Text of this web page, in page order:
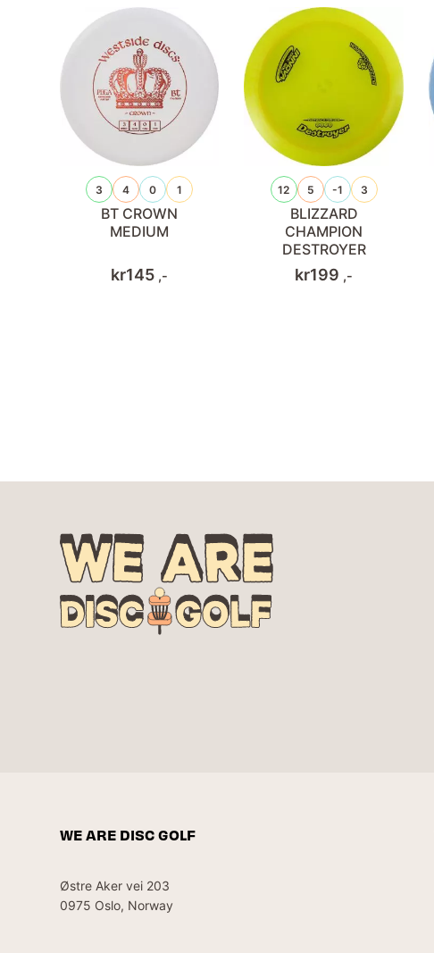
3 4 0 1
BT CROWN
MEDIUM
kr145 ,-
12 5 -1 3
BLIZZARD
CHAMPION
DESTROYER
kr199 ,-
WE ARE DISC GOLF
Østre Aker vei 203
0975 Oslo, Norway